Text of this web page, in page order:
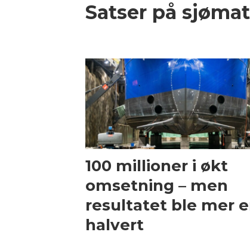
Satser på
100 millioner i økt
omsetning – men
resultatet ble mer
halvert